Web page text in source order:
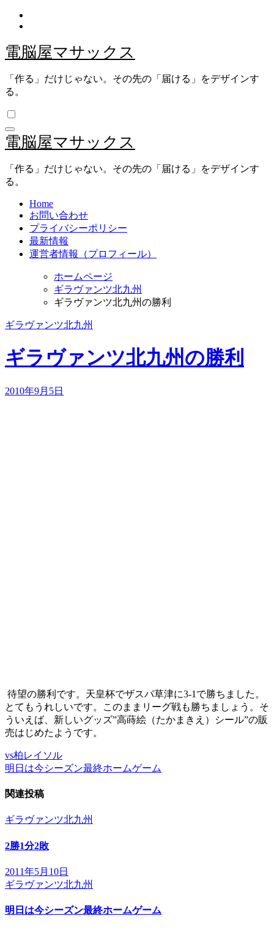
ス
ッ
プ
電脳屋マサックス
「作る」だけじゃない。その先の「届ける」をデザインす
る。
電脳屋マサックス
「作る」だけじゃない。その先の「届ける」をデザインす
る。
Home
お問い合わせ
プライバシーポリシー
最新情報
運営者情報（プロフィール）
ホームページ
ギラヴァンツ北九州
ギラヴァンツ北九州の勝利
ギラヴァンツ北九州
ギラヴァンツ北九州の勝利
2010年9月5日
待望の勝利です。天皇杯でザスパ草津に3-1で勝ちました。
とてもうれしいです。このままリーグ戦も勝ちましょう。そ
ういえば、新しいグッズ”高蒔絵（たかまきえ）シール”の販
売はじめたようです。
投
稿
ナ
ビ
ゲ
シ
ン
vs柏レイソル
明日は今シーズン最終ホームゲーム
関連投稿
ギラヴァンツ北九州
2勝1分2敗
2011年5月10日
ギラヴァンツ北九州
明日は今シーズン最終ホームゲーム